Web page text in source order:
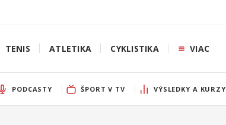
TENIS ATLETIKA CYKLISTIKA VIAC
PODCASTY ŠPORT V TV VÝSLEDKY A KURZY